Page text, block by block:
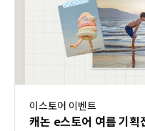
이스토어 이벤트
캐논 e스토어 여름 기획